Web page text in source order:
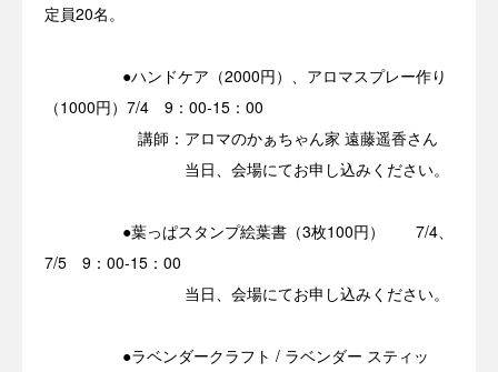
定員20名。
●ハンドケア（2000円）、アロマスプレー作り
（1000円）7/4 9：00-15：00
講師：アロマのかぁちゃん家 遠藤遥香さん
当日、会場にてお申し込みください。
●葉っぱスタンプ絵葉書（3枚100円） 7/4、
7/5 9：00-15：00
当日、会場にてお申し込みください。
●ラベンダークラフト / ラベンダー スティッ